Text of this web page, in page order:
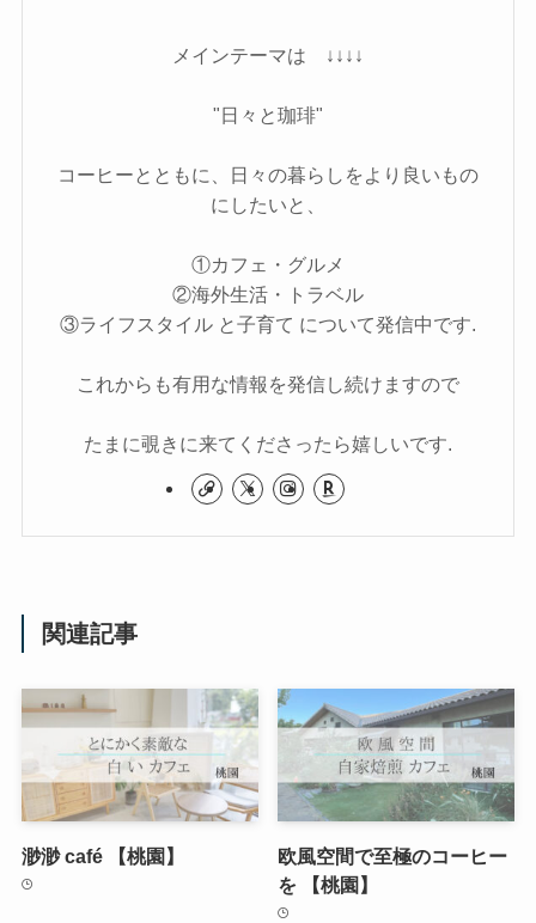
メインテーマは ↓↓↓↓
"日々と珈琲"
コーヒーとともに、日々の暮らしをより良いもの
にしたいと、
①カフェ・グルメ
②海外生活・トラベル
③ライフスタイル と子育て について発信中です.
これからも有用な情報を発信し続けますので
たまに覗きに来てくださったら嬉しいです.
関連記事
渺渺 café 【桃園】
欧風空間で至極のコーヒー
を 【桃園】